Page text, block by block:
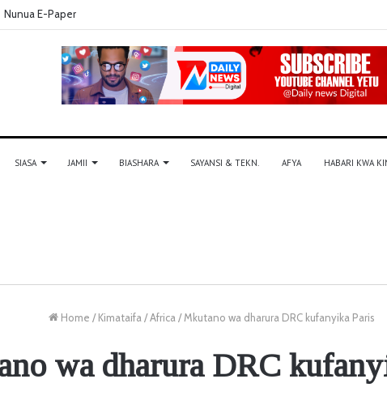
Nunua E-Paper
SIASA JAMII BIASHARA SAYANSI & TEKN. AFYA HABARI KWA
Home / Kimataifa / Africa / Mkutano wa dharura DRC kufanyika Paris
wa dharura DRC